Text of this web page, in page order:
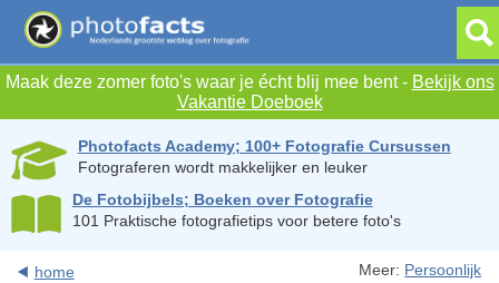
Maak deze zomer foto's waar je écht blij mee bent - Bekijk ons
Vakantie Doeboek
Photofacts Academy; 100+ Fotografie Cursussen
Fotograferen wordt makkelijker en leuker
De Fotobijbels; Boeken over Fotografie
101 Praktische fotografietips voor betere foto's
home Meer: Persoonlijk